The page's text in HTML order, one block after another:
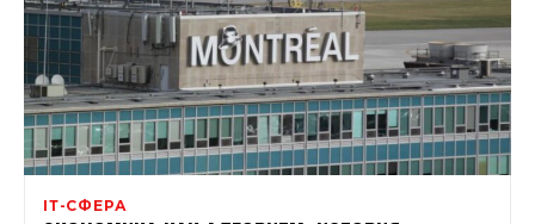
ІТ-СФЕРА